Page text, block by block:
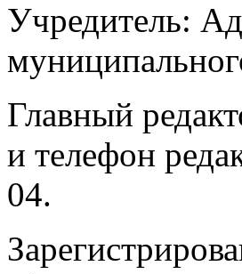
Учредитель:
Главный
и телефон
04.